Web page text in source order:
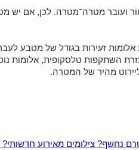
ועובר מטרה־מטרה. לכן, אם יש
זעירות בגודל של מטבע
השתקפות טלסקופית, אלומות
מהיר של המטרה.
נחשף? צילומים מאירוע